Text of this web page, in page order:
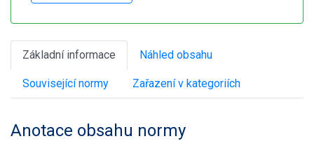
Základní informace Náhled obsahu
Související normy Zařazení v kategoriích
Anotace obsahu normy